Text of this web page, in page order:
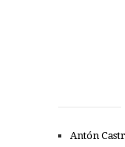
Antón